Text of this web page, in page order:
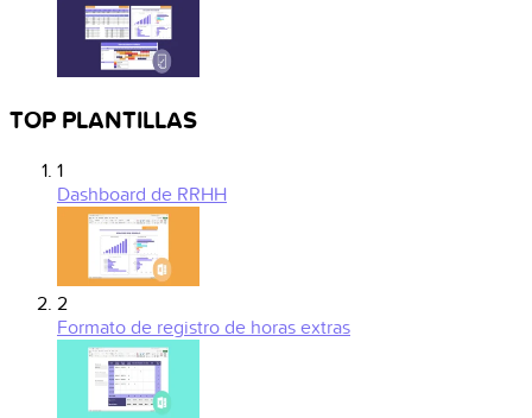
TOP PLANTILLAS
1
Dashboard de RRHH
2
Formato de registro de horas extras